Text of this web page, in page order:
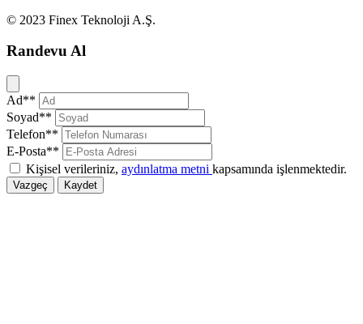
© 2023 Finex Teknoloji A.Ş.
Randevu Al
Kapat
Ad**
Soyad**
Telefon**
E-Posta**
Kişisel verileriniz, aydınlatma metni kapsamında işlenmektedir.
Vazgeç Kaydet